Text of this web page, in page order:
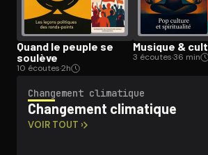
Quand le peuple se
soulève
10 écoutes·2h
Musique &
3 écoutes·36 min
Changement climatique
Changement climatique
VOIR TOUT ›